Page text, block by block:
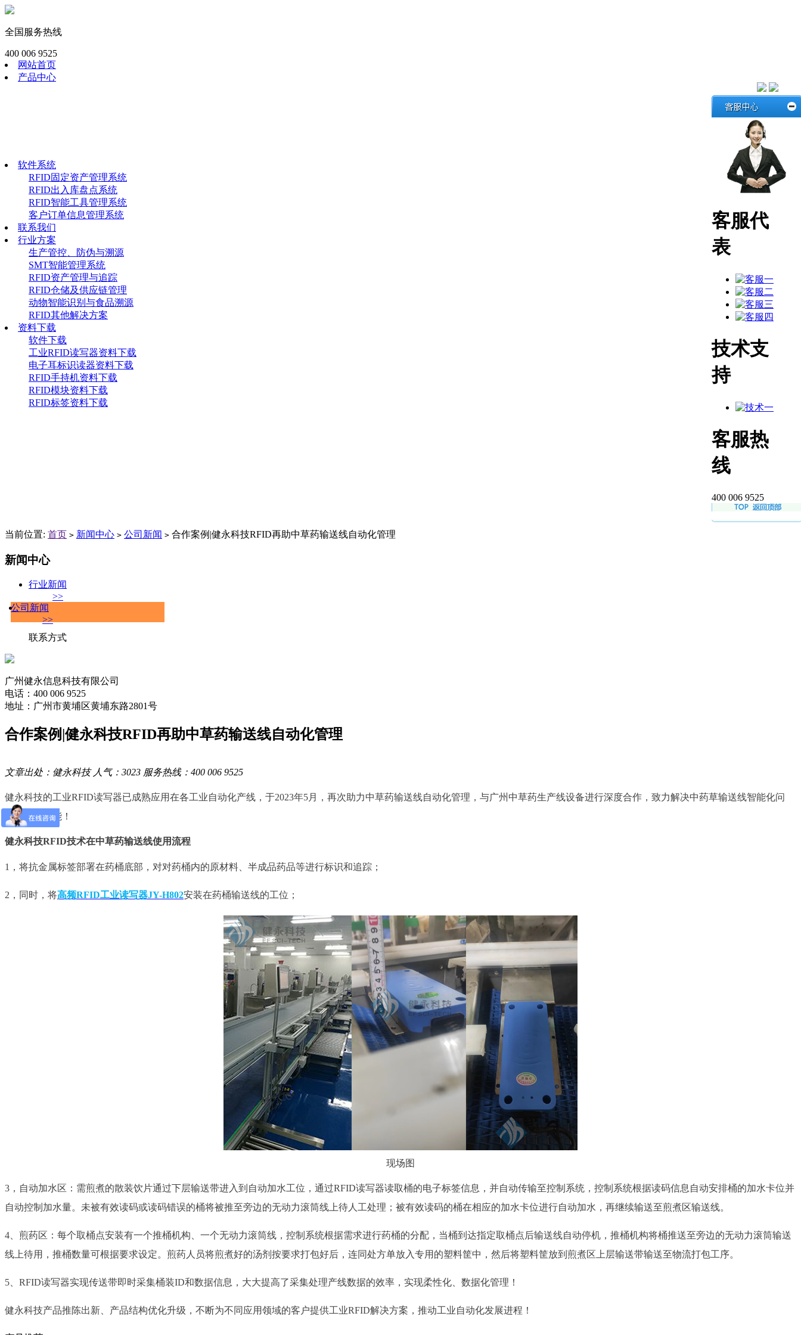
全国服务热线
400 006 9525
网站首页
产品中心
软件系统
RFID固定资产管理系统
RFID出入库盘点系统
RFID智能工具管理系统
客户订单信息管理系统
联系我们
行业方案
生产管控、防伪与溯源
SMT智能管理系统
RFID资产管理与追踪
RFID仓储及供应链管理
动物智能识别与食品溯源
RFID其他解决方案
资料下载
软件下载
工业RFID读写器资料下载
电子耳标识读器资料下载
RFID手持机资料下载
RFID模块资料下载
RFID标签资料下载
当前位置: 首页 > 新闻中心 > 公司新闻 > 合作案例|健永科技RFID再助中草药输送线自动化管理
新闻中心
行业新闻
>>
公司新闻
>>
联系方式
广州健永信息科技有限公司
电话：400 006 9525
地址：广州市黄埔区黄埔东路2801号
合作案例|健永科技RFID再助中草药输送线自动化管理
文章出处：健永科技 人气：3023 服务热线：400 006 9525
健永科技的工业RFID读写器已成熟应用在各工业自动化产线，于2023年5月，再次助力中草药输送线自动化管理，与广州中草药生产线设备进行深度合作，致力解决中药草输送线智能化问
题，提升产能！
健永科技RFID技术在中草药输送线使用流程
1，将抗金属标签部署在药桶底部，对对药桶内的原材料、半成品药品等进行标识和追踪；
2，同时，将高频RFID工业读写器JY-H802安装在药桶输送线的工位；
现场图
3，自动加水区：需煎煮的散装饮片通过下层输送带进入到自动加水工位，通过RFID读写器读取桶的电子标签信息，并自动传输至控制系统，控制系统根据读码信息自动安排桶的加水卡位并
自动控制加水量。未被有效读码或读码错误的桶将被推至旁边的无动力滚筒线上待人工处理；被有效读码的桶在相应的加水卡位进行自动加水，再继续输送至煎煮区输送线。
4、煎药区：每个取桶点安装有一个推桶机构、一个无动力滚筒线，控制系统根据需求进行药桶的分配，当桶到达指定取桶点后输送线自动停机，推桶机构将桶推送至旁边的无动力滚筒输送
线上待用，推桶数量可根据要求设定。煎药人员将煎煮好的汤剂按要求打包好后，连同处方单放入专用的塑料筐中，然后将塑料筐放到煎煮区上层输送带输送至物流打包工序。
5、RFID读写器实现传送带即时采集桶装ID和数据信息，大大提高了采集处理产线数据的效率，实现柔性化、数据化管理！
健永科技产品推陈出新、产品结构优化升级，不断为不同应用领域的客户提供工业RFID解决方案，推动工业自动化发展进程！
客服代
表
技术支
持
客服热
线
400 006 9525